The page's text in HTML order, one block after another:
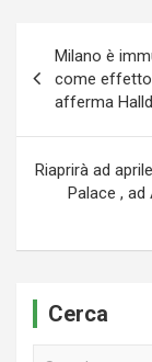
articoli
Milano è
come effetto
afferma
Riaprirà ad
Palace , ad
Cerca